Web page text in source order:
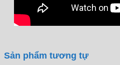
Sản phẩm tương tự